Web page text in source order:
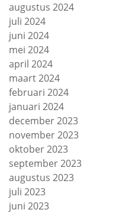
augustus 2024
juli 2024
juni 2024
mei 2024
april 2024
maart 2024
februari 2024
januari 2024
december 2023
november 2023
oktober 2023
september 2023
augustus 2023
juli 2023
juni 2023